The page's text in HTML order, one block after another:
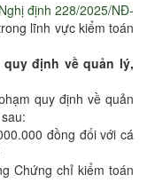
Nghị định 228/2025/NĐ-
lĩnh vực kiểm toán
định về quản lý,
quy định về quản
đồng đối với cá
Chứng chỉ kiểm toán